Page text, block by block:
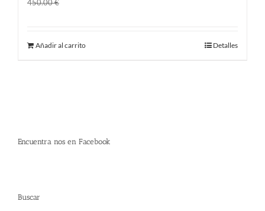
450.00€
era:
Añadir al carrito Detalles
Encuentra nos en Facebook
Buscar